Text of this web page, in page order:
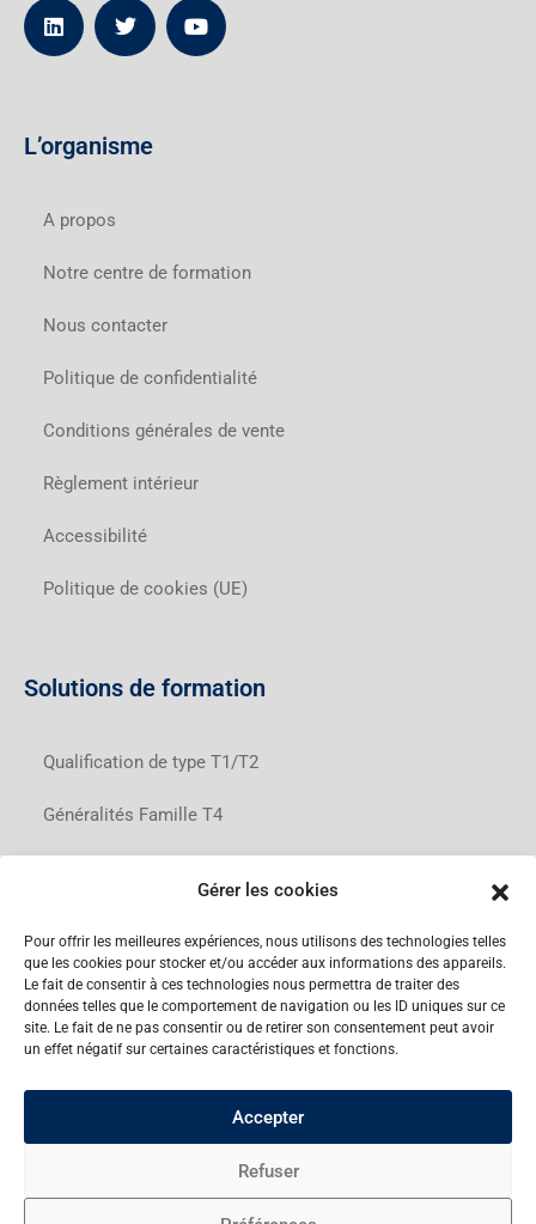
Gérer les cookies
Pour offrir les meilleures expériences, nous utilisons des technologies telles
que les cookies pour stocker et/ou accéder aux informations des appareils.
Le fait de consentir à ces technologies nous permettra de traiter des
données telles que le comportement de navigation ou les ID uniques sur ce
site. Le fait de ne pas consentir ou de retirer son consentement peut avoir
un effet négatif sur certaines caractéristiques et fonctions.
Accepter
Refuser
L’organisme
A propos
Notre centre de formation
Nous contacter
Politique de confidentialité
Conditions générales de vente
Règlement intérieur
Accessibilité
Politique de cookies (UE)
Solutions de formation
Qualification de type T1/T2
Généralités Famille T4
Formations Réglementaires PART 145
Préférences de cookies